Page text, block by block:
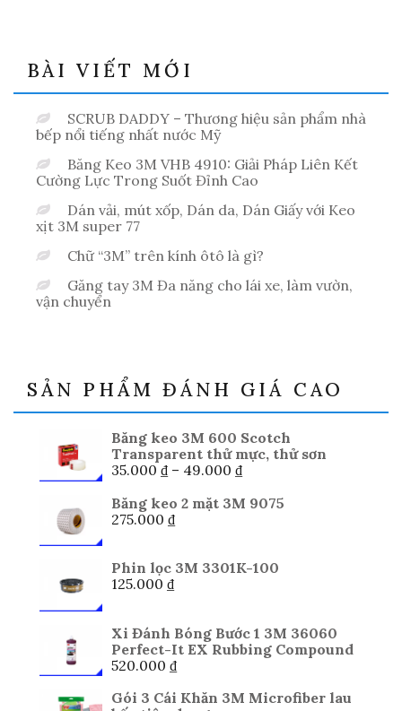
BÀI VIẾT MỚI
SCRUB DADDY – Thương hiệu sản phẩm nhà
bếp nổi tiếng nhất nước Mỹ
Băng Keo 3M VHB 4910: Giải Pháp Liên Kết
Cường Lực Trong Suốt Đỉnh Cao
Dán vải, mút xốp, Dán da, Dán Giấy với Keo
xịt 3M super 77
Chữ “3M” trên kính ôtô là gì?
Găng tay 3M Đa năng cho lái xe, làm vườn,
vận chuyển
SẢN PHẨM ĐÁNH GIÁ CAO
Băng keo 3M 600 Scotch
Transparent thử mực, thử sơn
35.000 ₫ – 49.000 ₫Khoảng
từ
Băng keo 2 mặt 3M 9075
275.000 ₫
Phin lọc 3M 3301K-100
125.000 ₫
Xi Đánh Bóng Bước 1 3M 36060
Perfect-It EX Rubbing Compound
520.000 ₫
Gói 3 Cái Khăn 3M Microfiber lau